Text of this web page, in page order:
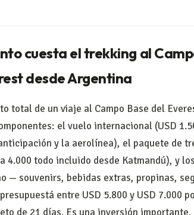
cuesta el trekking al
desde Argentina
total de un viaje al Campo Base del
el vuelo internacional (USD
y la aerolínea), el paquete de
4.000 todo incluido desde Katmandú), y
— souvenirs, bebidas extras, propinas,
entre USD 5.800 y USD 7.000
de 21 días. Es una inversión